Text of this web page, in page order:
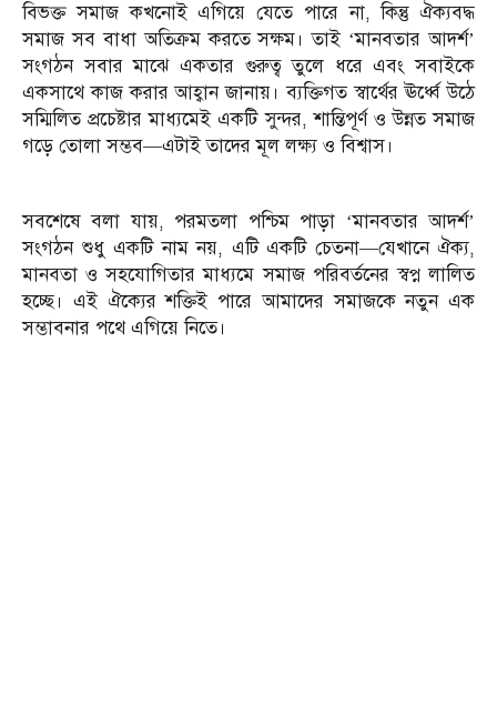
বিভক্ত সমাজ কখনোই এগিয়ে যেতে পারে না, কিন্তু ঐক্যবদ্ধ
সমাজ সব বাধা অতিক্রম করতে সক্ষম। তাই ‘মানবতার আদর্শ’
সংগঠন সবার মাঝে একতার গুরুত্ব তুলে ধরে এবং সবাইকে
একসাথে কাজ করার আহ্বান জানায়। ব্যক্তিগত স্বার্থের ঊর্ধ্বে উঠে
সম্মিলিত প্রচেষ্টার মাধ্যমেই একটি সুন্দর, শান্তিপূর্ণ ও উন্নত সমাজ
গড়ে তোলা সম্ভব—এটাই তাদের মূল লক্ষ্য ও বিশ্বাস।
সবশেষে বলা যায়, পরমতলা পশ্চিম পাড়া ‘মানবতার আদর্শ’
সংগঠন শুধু একটি নাম নয়, এটি একটি চেতনা—যেখানে ঐক্য,
মানবতা ও সহযোগিতার মাধ্যমে সমাজ পরিবর্তনের স্বপ্ন লালিত
হচ্ছে। এই ঐক্যের শক্তিই পারে আমাদের সমাজকে নতুন এক
সম্ভাবনার পথে এগিয়ে নিতে।